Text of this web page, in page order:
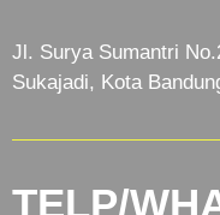
Jl. Surya Sumantri
Sukajadi, Kota
TELP/